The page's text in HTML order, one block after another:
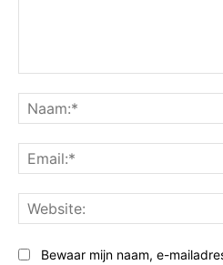
Bewaar mijn naam, e-